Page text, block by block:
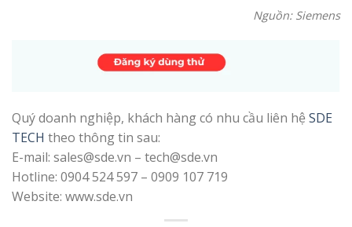
Nguồn: Siemens
Quý doanh nghiệp, khách hàng có nhu cầu liên hệ SDE
TECH theo thông tin sau:
E-mail: sales@sde.vn – tech@sde.vn
Hotline: 0904 524 597 – 0909 107 719
Website: www.sde.vn